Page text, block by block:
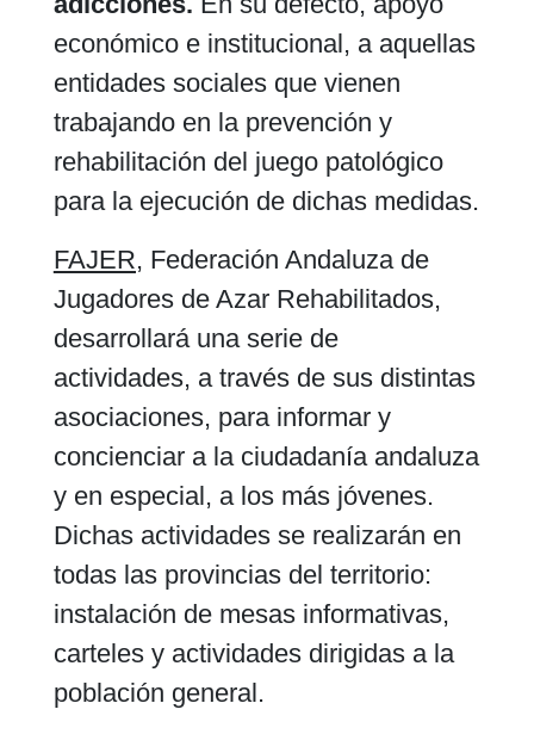
económico e institucional, a aquellas
entidades sociales que vienen
trabajando en la prevención y
rehabilitación del juego patológico
para la ejecución de dichas medidas.
FAJER, Federación Andaluza de
Jugadores de Azar Rehabilitados,
desarrollará una serie de
actividades, a través de sus distintas
asociaciones, para informar y
concienciar a la ciudadanía andaluza
y en especial, a los más jóvenes.
Dichas actividades se realizarán en
todas las provincias del territorio:
instalación de mesas informativas,
carteles y actividades dirigidas a la
población general.